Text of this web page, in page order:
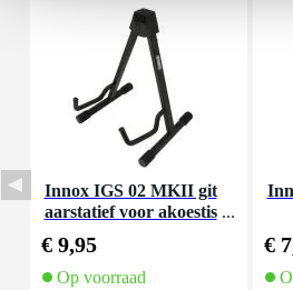
Innox IGS 02 MKII git
aarstatief voor akoestis
€ 9,95
Op voorraad
€